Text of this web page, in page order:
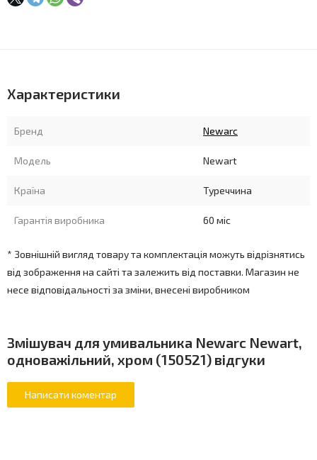
Характеристики
Бренд Newarc
Модель Newart
Країна Туреччина
Гарантія виробника 60 міс
* Зовнішній вигляд товару та комплектація можуть відрізнятись
від зображення на сайті та залежить від поставки. Магазин не
несе відповідальності за зміни, внесені виробником
Змішувач для умивальника Newarc Newart,
одноважільний, хром (150521) відгуки